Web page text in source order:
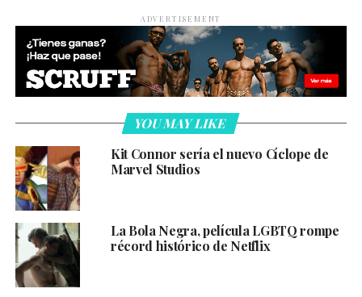
ADVERTISEMENT
YOU MAY LIKE
Kit Connor sería el nuevo Cíclope de
Marvel Studios
La Bola Negra, película LGBTQ rompe
récord histórico de Netflix